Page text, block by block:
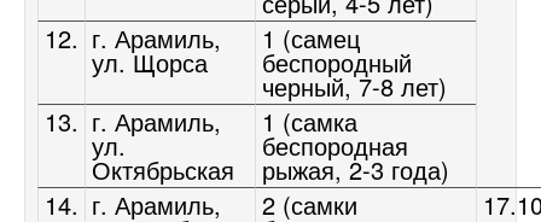
12. г. Арамиль,
ул. Щорса
1 (самец
беспородный
черный,7-8 лет)
13. г. Арамиль,
ул.
Октябрьская
1 (самка
беспородная
рыжая, 2-3 года)
14. г. Арамиль, 2 (самки